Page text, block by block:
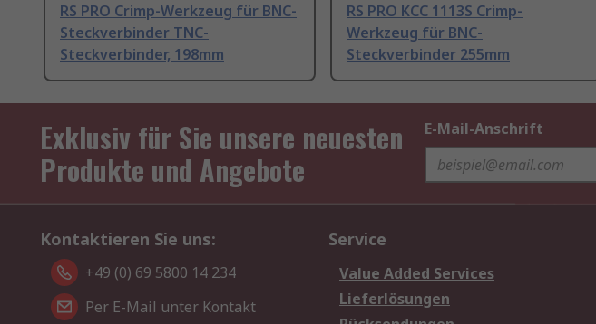
RS PRO Crimp-Werkzeug für BNC-
Steckverbinder TNC-
Steckverbinder, 198mm
RS PRO KCC 1113S Crimp-
Werkzeug für BNC-
Steckverbinder 255mm
Exklusiv für Sie unsere neuesten
Produkte und Angebote
E-Mail-Anschrift
Kontaktieren Sie uns:
+49 (0) 69 5800 14 234
Per E-Mail unter Kontakt
Service
Value Added Services
Lieferlösungen